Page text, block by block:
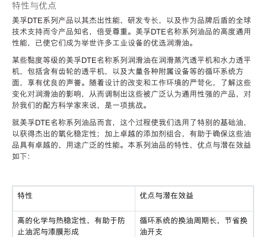
特性与优点
美孚DTE系列产品以其杰出性能、研发专长，以及作为品牌后盾的全球
技术支持而令产品知名，倍受尊重。美孚DTE名称系列油品的高度通用
性能，已使它们成为举世许多工业设备的优选润滑油。
某些黏度等级的美孚DTE名称系列润滑油在润滑蒸汽透平机和水力透平
机，包括含有齿轮的透平机，以及大量各种附属设备等的循环系统方
面，享有优良的声誉。随着设计的改变和工作环境的严苛化，了解这些
变化对润滑油的影响，从而调制出这些被广泛认为通用性强的产品，对
於我们的配方科学家来说，是一项挑战。
就美孚DTE名称系列油品而言，这个过程使我们选用了特别的基础油，
以获得杰出的氧化稳定性；加上卓越的添加剂组合，有助于确保这些油
品具有卓越的、用途广泛的性能。本系列油品的特性、优点与潜在效益
如下：
特性 优点与潜在效益
高的化学与热稳定性，有助于防
止油泥与漆膜形成
循环系统的换油周期长，节省换
油开支